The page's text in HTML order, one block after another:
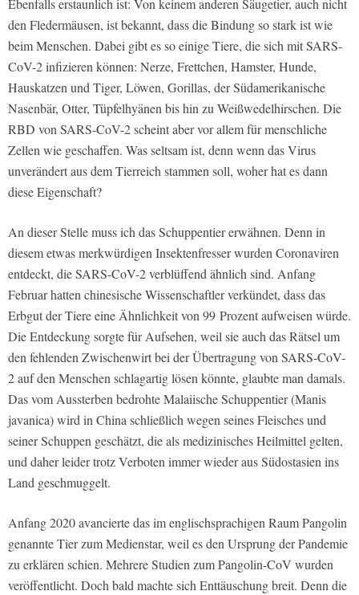
Ebenfalls erstaunlich ist: Von keinem anderen Säugetier, auch nicht
den Fledermäusen, ist bekannt, dass die Bindung so stark ist wie
beim Menschen. Dabei gibt es so einige Tiere, die sich mit SARS-
CoV-2 infizieren können: Nerze, Frettchen, Hamster, Hunde,
Hauskatzen und Tiger, Löwen, Gorillas, der Südamerikanische
Nasenbär, Otter, Tüpfelhyänen bis hin zu Weißwedelhirschen. Die
RBD von SARS-CoV-2 scheint aber vor allem für menschliche
Zellen wie geschaffen. Was seltsam ist, denn wenn das Virus
unverändert aus dem Tierreich stammen soll, woher hat es dann
diese Eigenschaft?
An dieser Stelle muss ich das Schuppentier erwähnen. Denn in
diesem etwas merkwürdigen Insektenfresser wurden Coronaviren
entdeckt, die SARS-CoV-2 verblüffend ähnlich sind. Anfang
Februar hatten chinesische Wissenschaftler verkündet, dass das
Erbgut der Tiere eine Ähnlichkeit von 99 Prozent aufweisen würde.
Die Entdeckung sorgte für Aufsehen, weil sie auch das Rätsel um
den fehlenden Zwischenwirt bei der Übertragung von SARS-CoV-
2 auf den Menschen schlagartig lösen könnte, glaubte man damals.
Das vom Aussterben bedrohte Malaiische Schuppentier (Manis
javanica) wird in China schließlich wegen seines Fleisches und
seiner Schuppen geschätzt, die als medizinisches Heilmittel gelten,
und daher leider trotz Verboten immer wieder aus Südostasien ins
Land geschmuggelt.
Anfang 2020 avancierte das im englischsprachigen Raum Pangolin
genannte Tier zum Medienstar, weil es den Ursprung der Pandemie
zu erklären schien. Mehrere Studien zum Pangolin-CoV wurden
veröffentlicht. Doch bald machte sich Enttäuschung breit. Denn die